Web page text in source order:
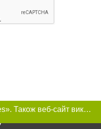
Цей сайт використовує «cookies». Також веб-сайт використовує інтернет-сервіс для збору технічних даних стосовно відвідувачів з метою отримання маркетингової та статистичної інформації. Умови обробки даних відвідувачів сайту див.